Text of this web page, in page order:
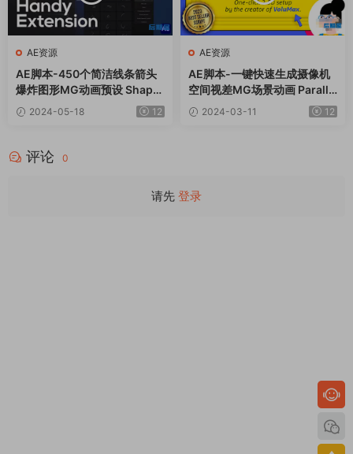
AE资源
AE脚本-450个简洁线条箭头
爆炸图形MG动画预设 Shape
Elements Pack
2024-05-18 12
AE资源
AE脚本-一键快速生成摄像机
空间视差MG场景动画 Paralla
xer v3.0+使用教程
2024-03-11 12
评论 0
请先 登录